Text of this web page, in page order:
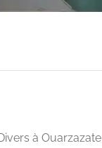
à Ouarzazate